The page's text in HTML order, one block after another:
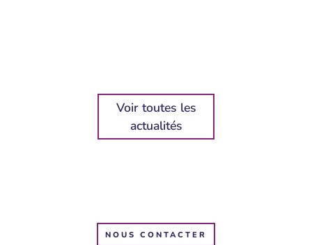
Voir toutes les
actualités
NOUS CONTACTER